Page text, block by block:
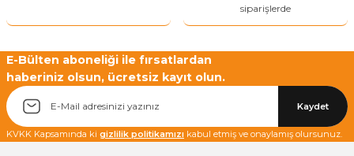
Yetkiliye Gönder
siparişlerde
E-Bülten aboneliği ile fırsatlardan
haberiniz olsun, ücretsiz kayıt olun.
Kaydet
KVKK Kapsamında ki gizlilik politikamızı kabul etmiş ve onaylamış olursunuz.